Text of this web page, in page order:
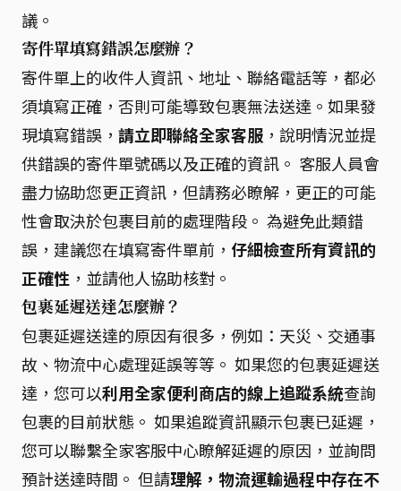
議。
寄件單填寫錯誤怎麼辦？
寄件單上的收件人資訊、地址、聯絡電話等，都必
須填寫正確，否則可能導致包裹無法送達。如果發
現填寫錯誤， 請立即聯絡全家客服 ，說明情況並提
供錯誤的寄件單號碼以及正確的資訊。 客服人員會
盡力協助您更正資訊，但請務必瞭解，更正的可能
性會取決於包裹目前的處理階段。 為避免此類錯
誤，建議您在填寫寄件單前， 仔細檢查所有資訊的
正確性 ，並請他人協助核對。
包裹延遲送達怎麼辦？
包裹延遲送達的原因有很多，例如：天災、交通事
故、物流中心處理延誤等等。 如果您的包裹延遲送
達，您可以利用全家便利商店的線上追蹤系統查詢
包裹的目前狀態。 如果追蹤資訊顯示包裹已延遲，
您可以聯繫全家客服中心瞭解延遲的原因，並詢問
預計送達時間。 但請理解，物流運輸過程中存在不